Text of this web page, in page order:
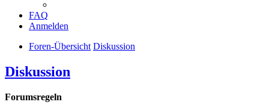
FAQ
Anmelden
Foren-Übersicht Diskussion
Diskussion
Forumsregeln